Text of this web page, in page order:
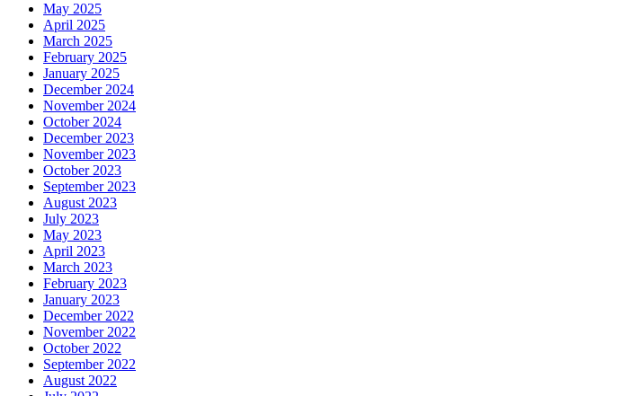
May 2025
April 2025
March 2025
February 2025
January 2025
December 2024
November 2024
October 2024
December 2023
November 2023
October 2023
September 2023
August 2023
July 2023
May 2023
April 2023
March 2023
February 2023
January 2023
December 2022
November 2022
October 2022
September 2022
August 2022